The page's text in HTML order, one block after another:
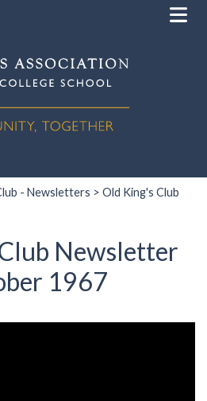
- Newsletters > Old King's Club
Newsletter
1967